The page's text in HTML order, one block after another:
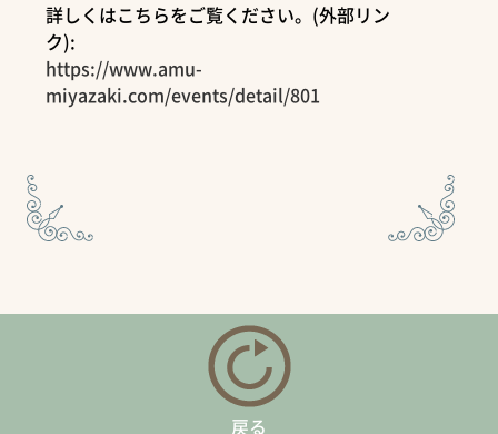
詳しくはこちらをご覧ください。(外部リン
ク):
https://www.amu-
miyazaki.com/events/detail/801
戻る